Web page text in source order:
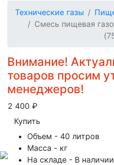
Технические газы
Смесь пищевая
Внимание!
товаров просим
менеджеров!
2 400 ₽
Купить
Объем - 40 литров
Масса - кг
На складе - В наличии